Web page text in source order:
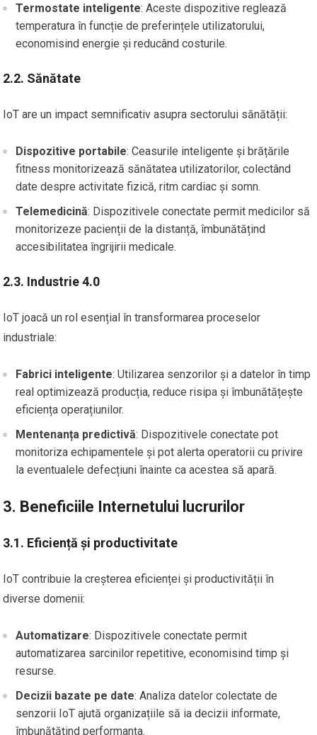
Termostate inteligente: Aceste dispozitive reglează
temperatura în funcție de preferințele utilizatorului,
economisind energie și reducând costurile.
2.2. Sănătate
IoT are un impact semnificativ asupra sectorului sănătății:
Dispozitive portabile: Ceasurile inteligente și brățările
fitness monitorizează sănătatea utilizatorilor, colectând
date despre activitate fizică, ritm cardiac și somn.
Telemedicină: Dispozitivele conectate permit medicilor să
monitorizeze pacienții de la distanță, îmbunătățind
accesibilitatea îngrijirii medicale.
2.3. Industrie 4.0
IoT joacă un rol esențial în transformarea proceselor
industriale:
Fabrici inteligente: Utilizarea senzorilor și a datelor în timp
real optimizează producția, reduce risipa și îmbunătățește
eficiența operațiunilor.
Mentenanța predictivă: Dispozitivele conectate pot
monitoriza echipamentele și pot alerta operatorii cu privire
la eventualele defecțiuni înainte ca acestea să apară.
3. Beneficiile Internetului lucrurilor
3.1. Eficiență și productivitate
IoT contribuie la creșterea eficienței și productivității în
diverse domenii:
Automatizare: Dispozitivele conectate permit
automatizarea sarcinilor repetitive, economisind timp și
resurse.
Decizii bazate pe date: Analiza datelor colectate de
senzorii IoT ajută organizațiile să ia decizii informate,
îmbunătățind performanța.